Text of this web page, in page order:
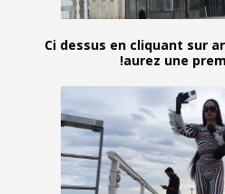
Ci dessus en